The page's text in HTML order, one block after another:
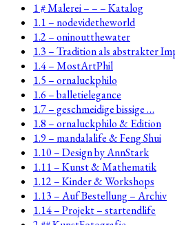
1 # Malerei – – – Katalog
1.1 – nodevidetheworld
1.2 – oninoutthewater
1.3 – Tradition als abstrakter
1.4 – MostArtPhil
1.5 – ornaluckphilo
1.6 – balletielegance
1.7 – geschmeidige bissige …
1.8 – ornaluckphilo & Edition
1.9 – mandalalife & Feng Shui
1.10 – Design by AnnStark
1.11 – Kunst & Mathematik
1.12 – Kinder & Workshops
1.13 – Auf Bestellung – Archiv
1.14 – Projekt – startendlife